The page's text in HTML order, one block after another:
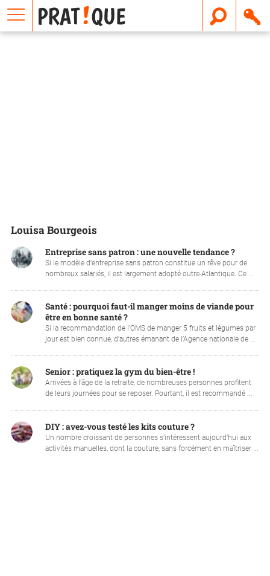
Louisa Bourgeois
Entreprise sans patron : une nouvelle tendance ?
Si le modèle d’entreprise sans patron constitue un rêve pour de
nombreux salariés, il est largement adopté outre-Atlantique. Ce ...
Santé : pourquoi faut-il manger moins de viande pour
être en bonne santé ?
Si la recommandation de l’OMS de manger 5 fruits et légumes par
jour est bien connue, d’autres émanant de l’Agence nationale de ...
Senior : pratiquez la gym du bien-être !
Arrivées à l’âge de la retraite, de nombreuses personnes profitent
de leurs journées pour se reposer. Pourtant, il est recommandé ...
DIY : avez-vous testé les kits couture ?
Un nombre croissant de personnes s’intéressent aujourd’hui aux
activités manuelles, dont la couture, sans forcément en maîtriser ...
E
m
a